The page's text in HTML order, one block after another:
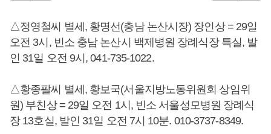
△정영철씨 별세, 황명선(충남 논산시장) 장인상 = 29일
오전 3시, 빈소 충남 논산시 백제병원 장례식장 특실, 발
인 31일 오전 9시, 041-735-1022.
△황종팔씨 별세, 황보국(서울지방노동위원회 상임위
원) 부친상 = 29일 오전 1시, 빈소 서울성모병원 장례식
장 13호실, 발인 31일 오전 7시 10분. 010-3737-8349.